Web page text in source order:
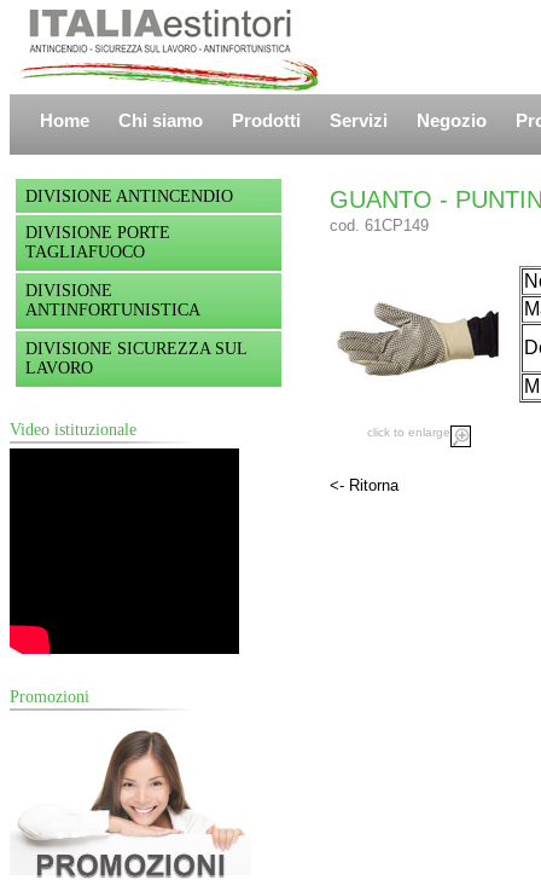
Home Chi siamo Prodotti Servizi Negozio
DIVISIONE ANTINCENDIO
DIVISIONE PORTE
TAGLIAFUOCO
DIVISIONE
ANTINFORTUNISTICA
DIVISIONE SICUREZZA SUL
LAVORO
Video istituzionale
Promozioni
GUANTO -
cod. 61CP149
click to enlarge
<- Ritorna